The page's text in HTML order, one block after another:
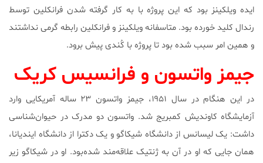
ایده ویلکینز بود که این پروژه با به کار گرفته شدن فرانکلین توسط
رندال کلید خورده بود. متاسفانه ویلکینز و فرانکلین رابطه گرمی نداشتند
و همین امر سبب شده بود تا پروژه با کُندی پیش برود.
جیمز واتسون و فرانسیس کریک
در این هنگام در سال ۱۹۵۱، جیمز واتسون ۲۳ ساله آمریکایی وارد
آزمایشگاه کاوندیش کمبریج شد. واتسون دو مدرک در حیوان‌شناسی
داشت: یک لیسانس از دانشگاه شیکاگو و یک دکترا از دانشگاه ایندیانا،
همان جایی که او در آن به ژنتیک علاقه‌مند شده‌بود. او در شیکاگو زیر